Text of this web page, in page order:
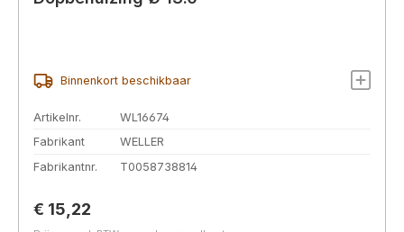
Binnenkort beschikbaar
Artikelnr.
WL16674
Fabrikant
WELLER
Fabrikantnr.
T0058738814
Normale prijs:
€ 15,22